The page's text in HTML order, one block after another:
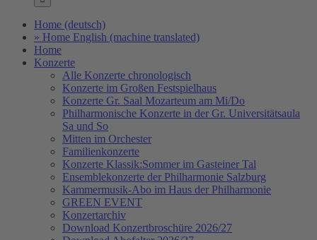
Home (deutsch)
» Home English (machine translated)
Home
Konzerte
Alle Konzerte chronologisch
Konzerte im Großen Festspielhaus
Konzerte Gr. Saal Mozarteum am Mi/Do
Philharmonische Konzerte in der Gr. Universitätsaula
Sa und So
Mitten im Orchester
Familienkonzerte
Konzerte Klassik:Sommer im Gasteiner Tal
Ensemblekonzerte der Philharmonie Salzburg
Kammermusik-Abo im Haus der Philharmonie
GREEN EVENT
Konzertarchiv
Download Konzertbroschüre 2026/27